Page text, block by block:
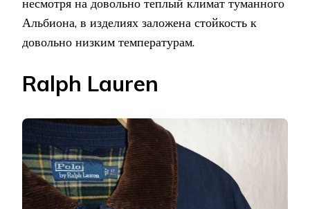
несмотря на довольно теплый климат туманного
Альбиона, в изделиях заложена стойкость к
довольно низким температурам.
Ralph Lauren